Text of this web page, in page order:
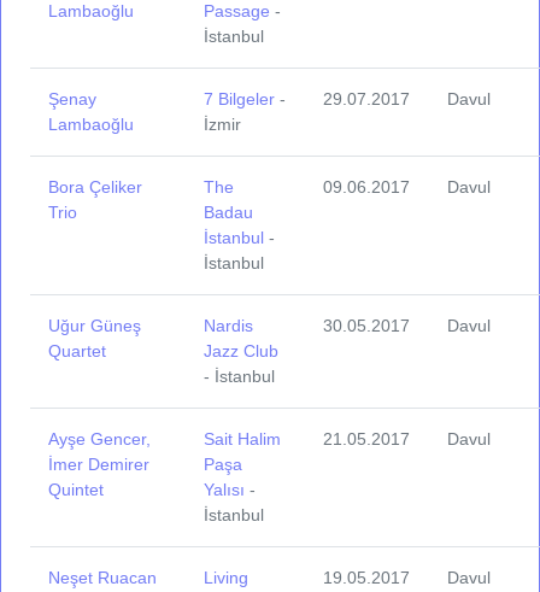
Lambaoğlu
Passage -
İstanbul
Şenay
Lambaoğlu
7 Bilgeler -
İzmir
29.07.2017 Davul
Bora Çeliker
Trio
The
Badau
İstanbul -
İstanbul
09.06.2017 Davul
Uğur Güneş
Quartet
Nardis
Jazz Club
- İstanbul
30.05.2017 Davul
Ayşe Gencer,
İmer Demirer
Quintet
Sait Halim
Paşa
Yalısı -
İstanbul
21.05.2017 Davul
Neşet Ruacan
Living
19.05.2017 Davul